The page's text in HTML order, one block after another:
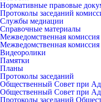
Нормативные правовые
Протоколы заседаний
Службы медиации
Справочные материалы
Межведомственная
Межведомственная
Видеоролики
Памятки
Планы
Протоколы заседаний
Общественный Совет при
Общественный Совет при
Протоколы заседаний